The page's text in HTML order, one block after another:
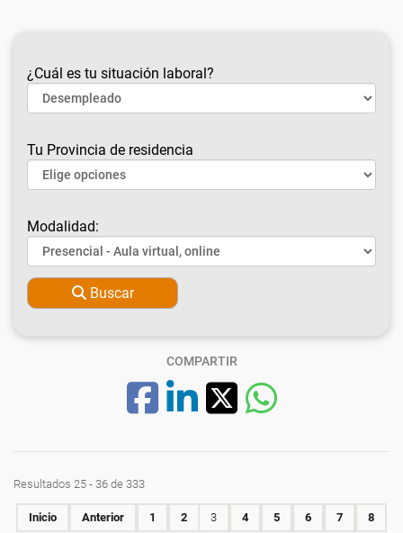
¿Cuál es tu situación laboral?
Tu Provincia de residencia
Modalidad:
Buscar
COMPARTIR
Resultados 25 - 36 de 333
Inicio Anterior 1 2 3 4 5 6 7 8